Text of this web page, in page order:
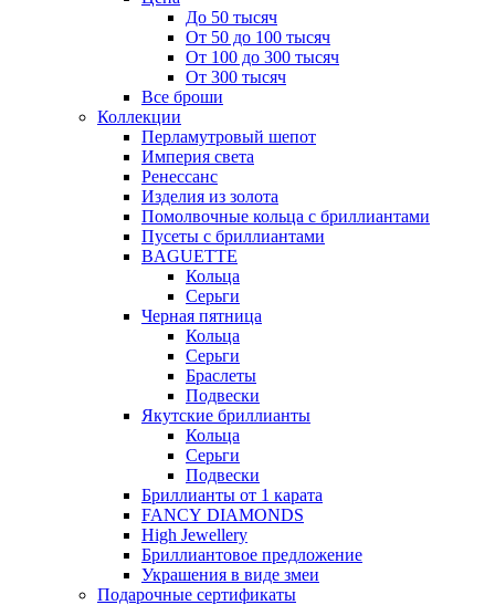
До 50 тысяч
От 50 до 100 тысяч
От 100 до 300 тысяч
От 300 тысяч
Все броши
Коллекции
Перламутровый шепот
Империя света
Ренессанс
Изделия из золота
Помолвочные кольца с бриллиантами
Пусеты с бриллиантами
BAGUETTE
Кольца
Серьги
Черная пятница
Кольца
Серьги
Браслеты
Подвески
Якутские бриллианты
Кольца
Серьги
Подвески
Бриллианты от 1 карата
FANCY DIAMONDS
High Jewellery
Бриллиантовое предложение
Украшения в виде змеи
Подарочные сертификаты